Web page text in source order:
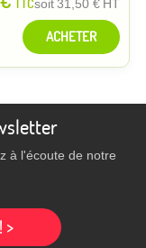
TTCsoit31,50 € HT
ACHETER
à l'écoute de notre
>